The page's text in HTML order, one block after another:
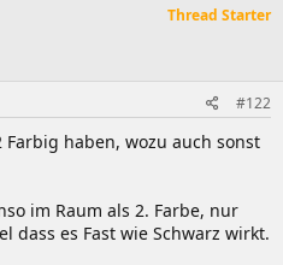
Thread Starter
#122
haben, wozu auch sonst
im Raum als 2. Farbe, nur
dass es Fast wie Schwarz wirkt.